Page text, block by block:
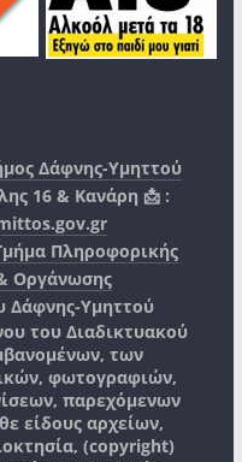
Δάφνης-Υμηττού
16 & Κανάρη 📩 :
Πληροφορικής
Οργάνωσης
Δάφνης-Υμηττού
του Διαδικτυακού
των
φωτογραφιών,
παρεχόμενων
είδους αρχείων,
(copyright)